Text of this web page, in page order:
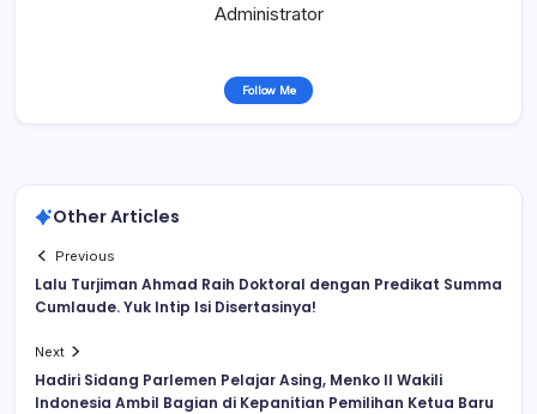
Administrator
Follow Me
Other Articles
Previous
Lalu Turjiman Ahmad Raih Doktoral dengan Predikat Summa
Cumlaude. Yuk Intip Isi Disertasinya!
Next
Hadiri Sidang Parlemen Pelajar Asing, Menko II Wakili
Indonesia Ambil Bagian di Kepanitian Pemilihan Ketua Baru